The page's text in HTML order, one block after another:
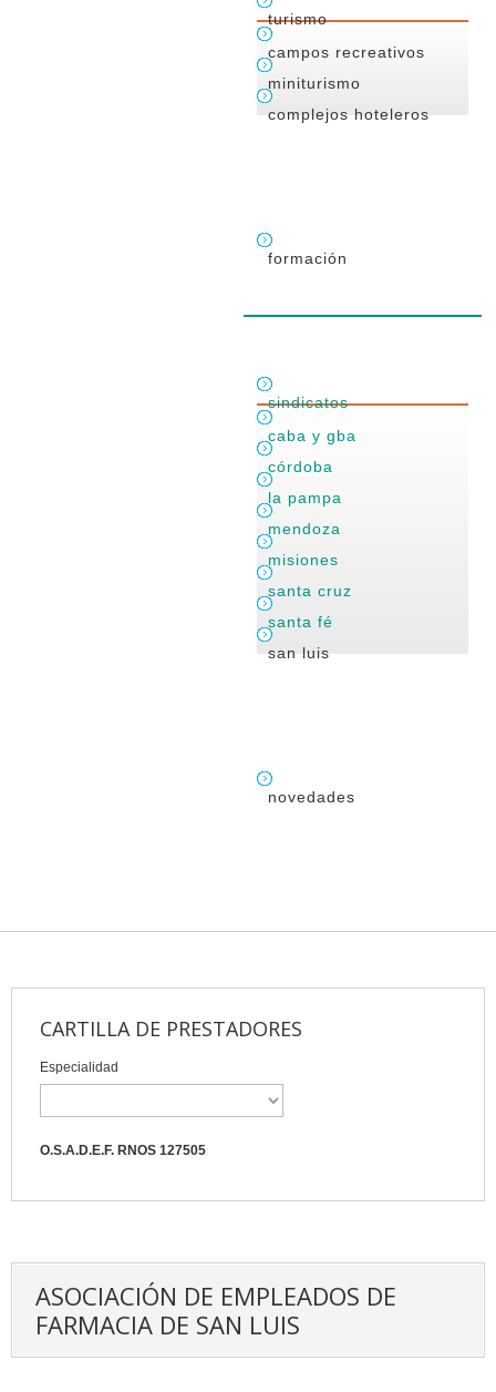
turismo
campos recreativos
miniturismo
complejos hoteleros
formación
sindicatos
caba y gba
córdoba
la pampa
mendoza
misiones
santa cruz
santa fé
san luis
novedades
CARTILLA DE PRESTADORES
Especialidad
O.S.A.D.E.F. RNOS 127505
ASOCIACIÓN DE EMPLEADOS DE
FARMACIA DE SAN LUIS